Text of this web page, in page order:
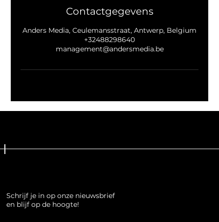
Contactgegevens
Anders Media, Ceulemansstraat, Antwerp, Belgium
+32488298640
management@andersmedia.be
Schrijf je in op onze nieuwsbrief
en blijf op de hoogte!
Schrijf je in op onze nieuwsbrief
en blijf op de hoogte!